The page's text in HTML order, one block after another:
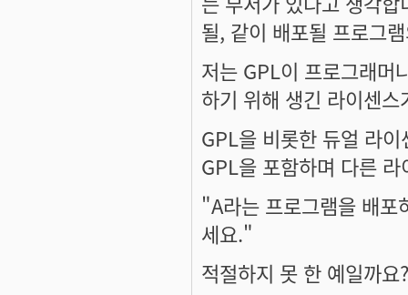
될, 같이 배포될 프로그
저는 GPL이 프로그래머
하기 위해 생긴 라이센
GPL을 비롯한 듀얼 라
GPL을 포함하며 다른
"A라는 프로그램을 배포
세요."
적절하지 못 한 예일까요